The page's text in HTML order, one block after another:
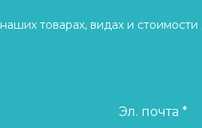
товарах, видах и
Эл. почта *